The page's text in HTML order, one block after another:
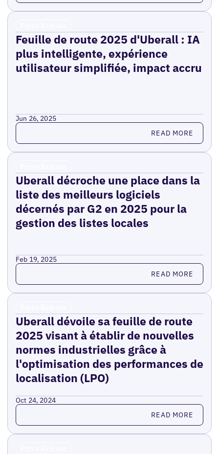
Feuille de route 2025 d'Uberall : IA
plus intelligente, expérience
utilisateur simplifiée, impact accru
Jun 26, 2025
Read more READ MORE
Uberall décroche une place dans la
liste des meilleurs logiciels
décernés par G2 en 2025 pour la
gestion des listes locales
Feb 19, 2025
Read more READ MORE
Uberall dévoile sa feuille de route
2025 visant à établir de nouvelles
normes industrielles grâce à
l'optimisation des performances de
localisation (LPO)
Oct 24, 2024
Read more READ MORE